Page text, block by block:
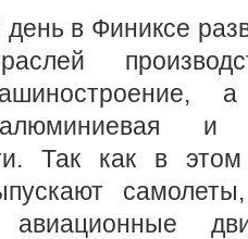
в Финиксе
и
Так как в
авиационные